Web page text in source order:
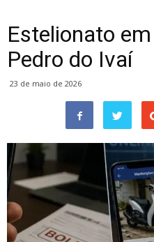
Estelionato
Pedro do Ivaí
23 de maio de 2026